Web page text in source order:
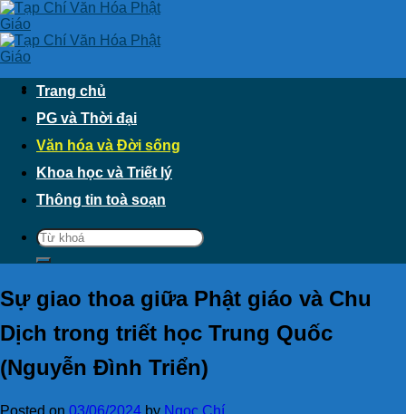
Skip
to
content
Trang chủ
PG và Thời đại
Văn hóa và Đời sống
Khoa học và Triết lý
Thông tin toà soạn
Sự giao thoa giữa Phật giáo và Chu
Dịch trong triết học Trung Quốc
(Nguyễn Đình Triển)
Posted on 03/06/2024 by Ngọc Chí